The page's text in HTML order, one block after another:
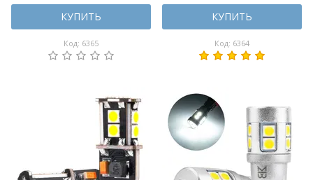
КУПИТЬ
Код: 6365
КУПИТЬ
Код: 6364